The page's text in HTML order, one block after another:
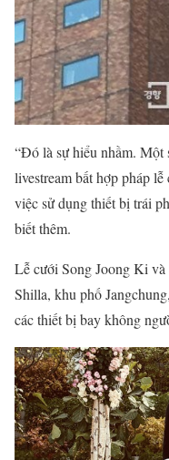
“Đó là sự hiểu nhầm. Một
livestream bất hợp pháp
việc sử dụng thiết bị trái
biết thêm.
Lễ cưới Song Joong Ki
Shilla, khu phố
các thiết bị bay không